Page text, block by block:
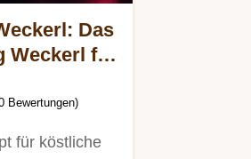
Das
Weckerl für
Bewertungen)
für köstliche